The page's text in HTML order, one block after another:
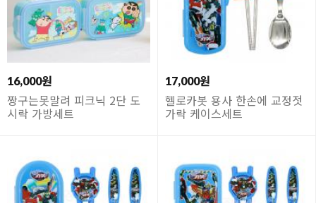
16,000원
짱구는못말려 피크닉 2단 도
시락 가방세트
17,000원
헬로카봇 용사 한손에 교정젓
가락 케이스세트